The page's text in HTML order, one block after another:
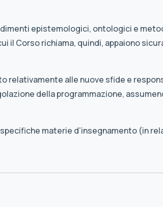
epistemologici, ontologici e
il Corso richiama, quindi, appaiono
relativamente alle nuove sfide e
della programmazione,
materie d’insegnamento (in